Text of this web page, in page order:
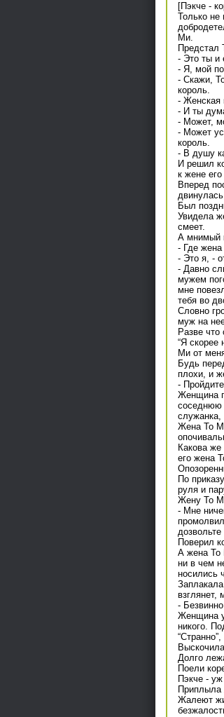
[Пэкче -
Только не
Ми.
Предстал
- Это ты и
- Я, мой
- Скажи,
король.
- Женская
- И ты
- Может,
- Может
король.
- В душу
И решил
к жене
Вперед
Был
Увидела
смеет.
А мнимый
- Где
- Это я, -
- Давно
мужем
мне
тебя во
Словно
муж на
Разве что
“Я скорее
Ми от
Будь
плохи, и
-
Женщина
соседнюю
служанка,
Жена То
Какова же
его жена
По
руля и
Жену То
- Мне
Поверил
А жена То
ни в чем
носились
взглянет,
-
Женщина
никого.
Долго
Поели
Пэкче -
Приплыла
Жалеют